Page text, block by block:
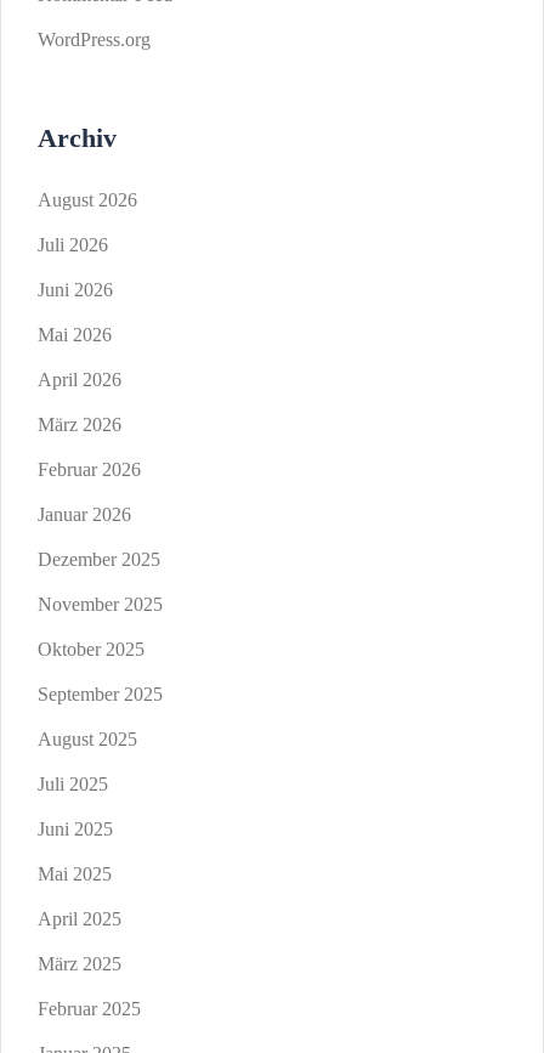
WordPress.org
Archiv
August 2026
Juli 2026
Juni 2026
Mai 2026
April 2026
März 2026
Februar 2026
Januar 2026
Dezember 2025
November 2025
Oktober 2025
September 2025
August 2025
Juli 2025
Juni 2025
Mai 2025
April 2025
März 2025
Februar 2025